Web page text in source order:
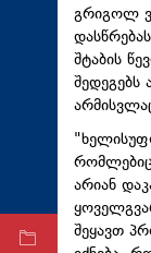
თავდაცვა
რეგიონი
კულტურა
ტექნოლოგიები
ტაბლოიდი
არქივი
გრიგოლ
შტაბის
შედეგებს
არიან
შეყავთ